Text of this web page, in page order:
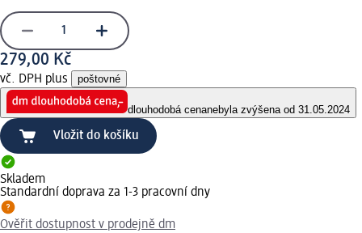
279,00 Kč
vč. DPH plus poštovné
dlouhodobá cenanebyla zvýšena od 31.05.2024
Vložit do košíku
Skladem
Standardní doprava za 1-3 pracovní dny
Ověřit dostupnost v prodejně dm